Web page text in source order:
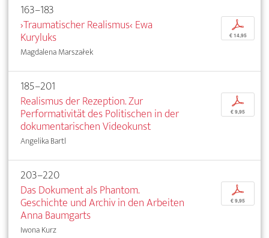
163–183
›Traumatischer Realismus‹ Ewa
Kuryluks
Magdalena Marszałek
p
€ 14,95
185–201
Realismus der Rezeption. Zur
Performativität des Politischen in der
dokumentarischen Videokunst
Angelika Bartl
p
€ 9,95
203–220
Das Dokument als Phantom.
Geschichte und Archiv in den Arbeiten
Anna Baumgarts
Iwona Kurz
p
€ 9,95